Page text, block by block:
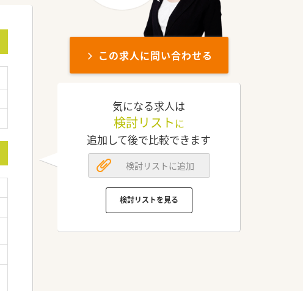
この求人に問い合わせる
気になる求人は
検討リスト に
追加して後で比較できます
検討リストに追加
検討リストを見る